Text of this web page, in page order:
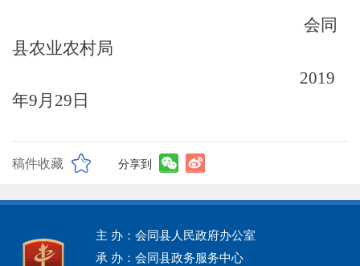
会同
县农业农村局
2019
年9月29日
稿件收藏 分享到
主 办：会同县人民政府办公室
承 办：会同县政务服务中心